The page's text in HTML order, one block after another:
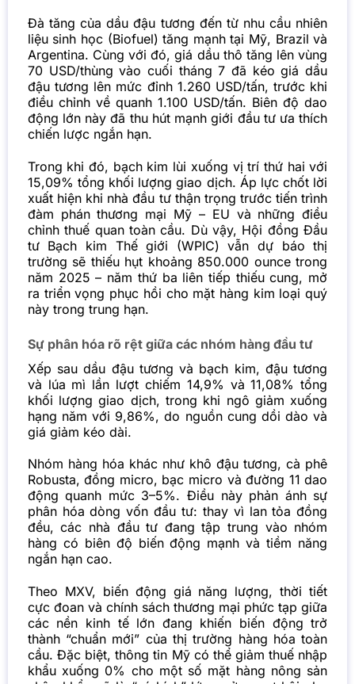
Đà tăng của dầu đậu tương đến từ nhu cầu nhiên
liệu sinh học (Biofuel) tăng mạnh tại Mỹ, Brazil và
Argentina. Cùng với đó, giá dầu thô tăng lên vùng
70 USD/thùng vào cuối tháng 7 đã kéo giá dầu
đậu tương lên mức đỉnh 1.260 USD/tấn, trước khi
điều chỉnh về quanh 1.100 USD/tấn. Biên độ dao
động lớn này đã thu hút mạnh giới đầu tư ưa thích
chiến lược ngắn hạn.
Trong khi đó, bạch kim lùi xuống vị trí thứ hai với
15,09% tổng khối lượng giao dịch. Áp lực chốt lời
xuất hiện khi nhà đầu tư thận trọng trước tiến trình
đàm phán thương mại Mỹ – EU và những điều
chỉnh thuế quan toàn cầu. Dù vậy, Hội đồng Đầu
tư Bạch kim Thế giới (WPIC) vẫn dự báo thị
trường sẽ thiếu hụt khoảng 850.000 ounce trong
năm 2025 – năm thứ ba liên tiếp thiếu cung, mở
ra triển vọng phục hồi cho mặt hàng kim loại quý
này trong trung hạn.
Sự phân hóa rõ rệt giữa các nhóm hàng đầu tư
Xếp sau dầu đậu tương và bạch kim, đậu tương
và lúa mì lần lượt chiếm 14,9% và 11,08% tổng
khối lượng giao dịch, trong khi ngô giảm xuống
hạng năm với 9,86%, do nguồn cung dồi dào và
giá giảm kéo dài.
Nhóm hàng hóa khác như khô đậu tương, cà phê
Robusta, đồng micro, bạc micro và đường 11 dao
động quanh mức 3–5%. Điều này phản ánh sự
phân hóa dòng vốn đầu tư: thay vì lan tỏa đồng
đều, các nhà đầu tư đang tập trung vào nhóm
hàng có biên độ biến động mạnh và tiềm năng
ngắn hạn cao.
Theo MXV, biến động giá năng lượng, thời tiết
cực đoan và chính sách thương mại phức tạp giữa
các nền kinh tế lớn đang khiến biến động trở
thành “chuẩn mới” của thị trường hàng hóa toàn
cầu. Đặc biệt, thông tin Mỹ có thể giảm thuế nhập
khẩu xuống 0% cho một số mặt hàng nông sản